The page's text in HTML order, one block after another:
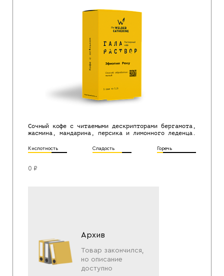
Сочный кофе с читаемыми дескрипторами бергамота,
жасмина, мандарина, персика и лимонного леденца.
Кислотность Сладость Горечь
0 ₽
Архив
Товар закончился,
но описание
доступно